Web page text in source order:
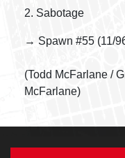
2. Sabotage
→ Spawn #55 (11/
(Todd McFarlane /
McFarlane)